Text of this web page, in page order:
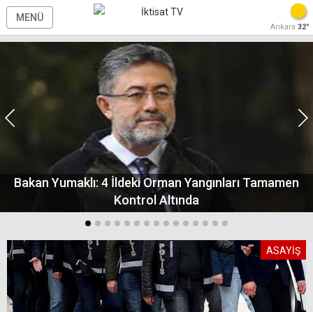
MENÜ
Ankara 32°
Bakan Yumaklı: 4 İldeki Orman Yangınları Tamamen
Kontrol Altında
ASAYİŞ